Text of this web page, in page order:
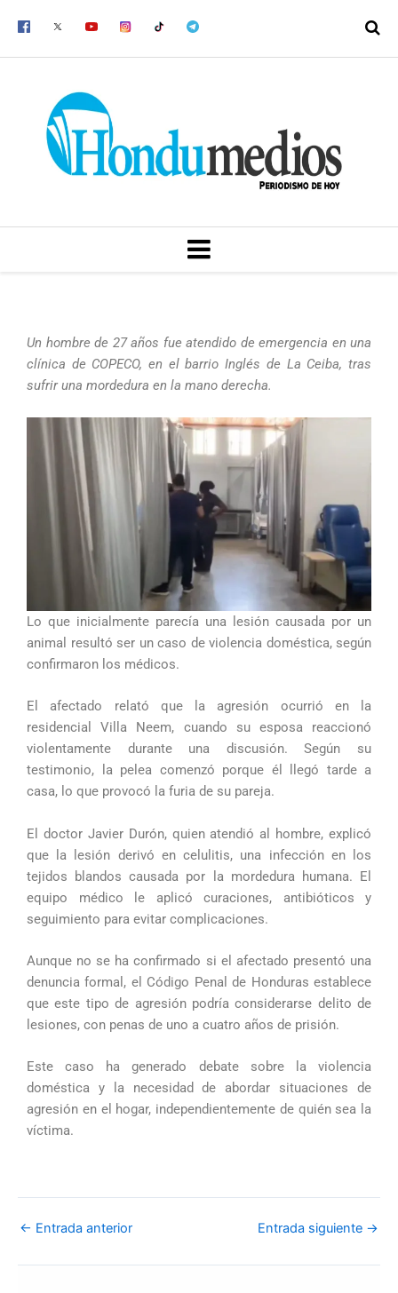
MENU
Un hombre de 27 años fue atendido de emergencia en una
clínica de COPECO, en el barrio Inglés de La Ceiba, tras
sufrir una mordedura en la mano derecha.
Lo que inicialmente parecía una lesión causada por un
animal resultó ser un caso de violencia doméstica, según
confirmaron los médicos.
El afectado relató que la agresión ocurrió en la
residencial Villa Neem, cuando su esposa reaccionó
violentamente durante una discusión. Según su
testimonio, la pelea comenzó porque él llegó tarde a
casa, lo que provocó la furia de su pareja.
El doctor Javier Durón, quien atendió al hombre, explicó
que la lesión derivó en celulitis, una infección en los
tejidos blandos causada por la mordedura humana. El
equipo médico le aplicó curaciones, antibióticos y
seguimiento para evitar complicaciones.
Aunque no se ha confirmado si el afectado presentó una
denuncia formal, el Código Penal de Honduras establece
que este tipo de agresión podría considerarse delito de
lesiones, con penas de uno a cuatro años de prisión.
Este caso ha generado debate sobre la violencia
doméstica y la necesidad de abordar situaciones de
agresión en el hogar, independientemente de quién sea la
víctima.
← Entrada anterior Entrada siguiente →